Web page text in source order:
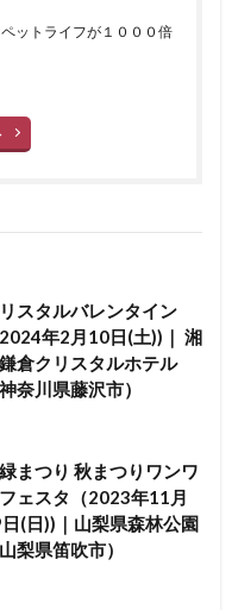
ットライフが１０００倍
スタルバレンタイン
2024年2月10日(土))｜ 湘
倉クリスタルホテル
神奈川県藤沢市）
まつり 秋まつりワンワ
ェスタ（2023年11月
(日))｜山梨県森林公園
山梨県笛吹市）